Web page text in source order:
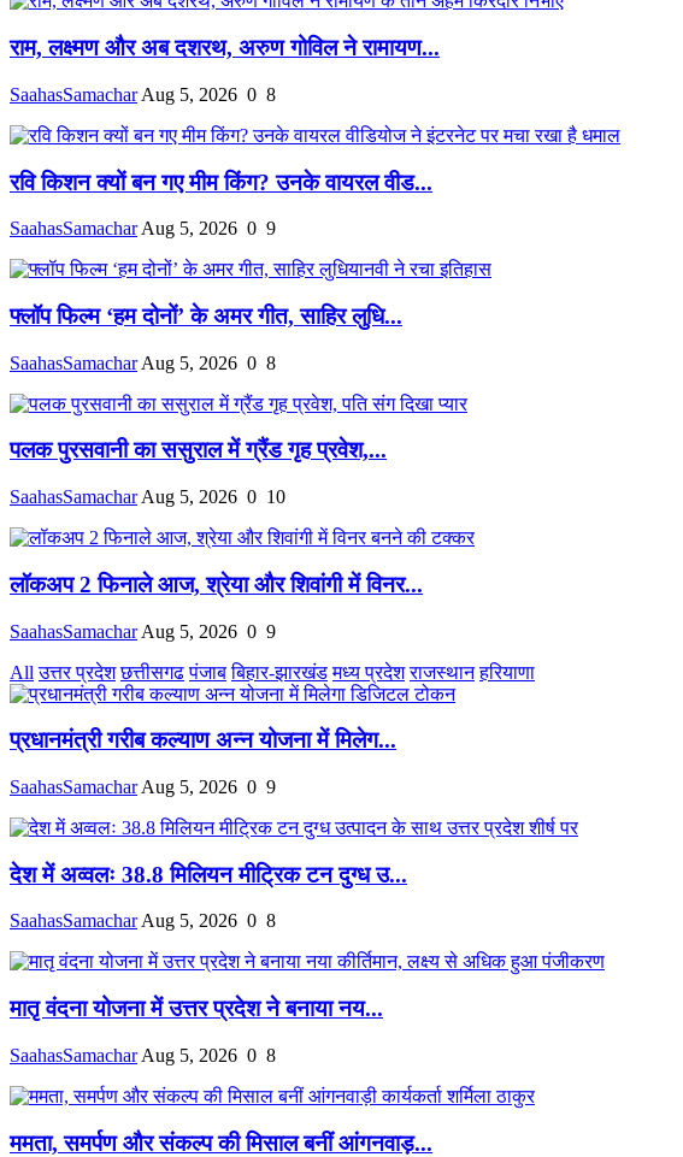
राम, लक्ष्मण और अब दशरथ, अरुण गोविल ने रामायण...
SaahasSamachar Aug 5, 2026 0 8
रवि किशन क्यों बन गए मीम किंग? उनके वायरल वीड...
SaahasSamachar Aug 5, 2026 0 9
फ्लॉप फिल्म ‘हम दोनों’ के अमर गीत, साहिर लुधि...
SaahasSamachar Aug 5, 2026 0 8
पलक पुरसवानी का ससुराल में ग्रैंड गृह प्रवेश,...
SaahasSamachar Aug 5, 2026 0 10
लॉकअप 2 फिनाले आज, श्रेया और शिवांगी में विनर...
SaahasSamachar Aug 5, 2026 0 9
All उत्तर प्रदेश छत्तीसगढ पंजाब बिहार-झारखंड मध्य प्रदेश राजस्थान हरियाणा
प्रधानमंत्री गरीब कल्याण अन्न योजना में मिलेग...
SaahasSamachar Aug 5, 2026 0 9
देश में अव्वलः 38.8 मिलियन मीट्रिक टन दुग्ध उ...
SaahasSamacharAug 5, 2026 0 8
मातृ वंदना योजना में उत्तर प्रदेश ने बनाया नय...
SaahasSamachar Aug 5, 2026 0 8
ममता, समर्पण और संकल्प की मिसाल बनीं आंगनवाड़...